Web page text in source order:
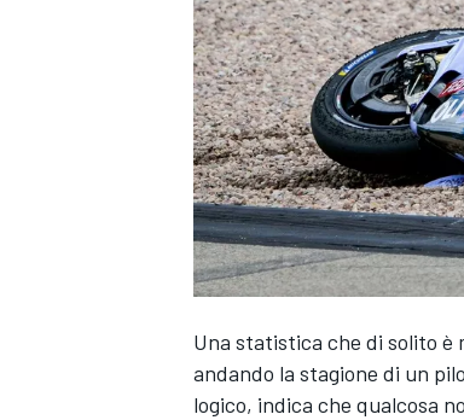
MONOPOSTO
Una statistica che di solito è
andando la stagione di un
logico, indica che qualcosa